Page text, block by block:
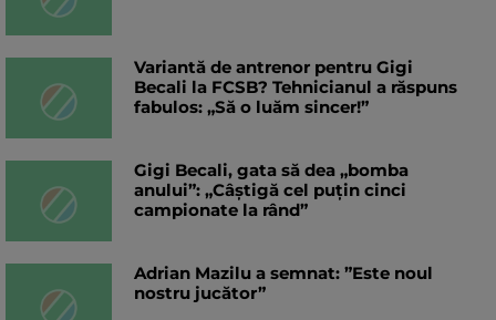
Variantă de antrenor pentru Gigi
Becali la FCSB? Tehnicianul a răspuns
fabulos: „Să o luăm sincer!”
Gigi Becali, gata să dea „bomba
anului”: „Câștigă cel puțin cinci
campionate la rând”
Adrian Mazilu a semnat: ”Este noul
nostru jucător”